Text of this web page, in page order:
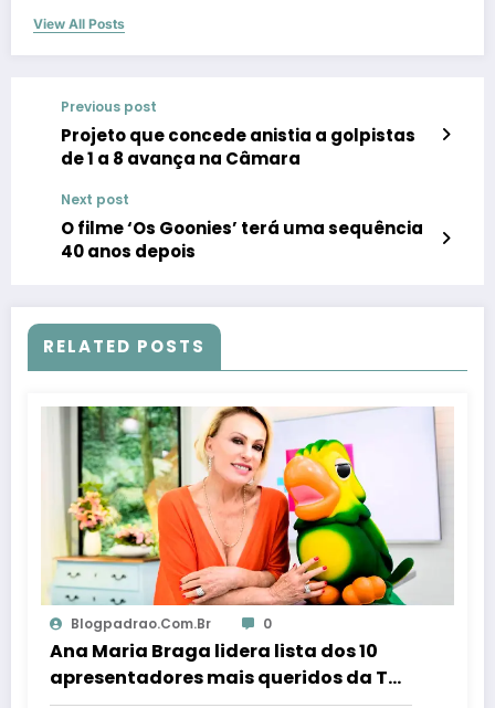
View All Posts
Previous post
Projeto que concede anistia a golpistas
de 1 a 8 avança na Câmara
Next post
O filme ‘Os Goonies’ terá uma sequência
40 anos depois
RELATED POSTS
Blogpadrao.com.br 0
Ana Maria Braga lidera lista dos 10
apresentadores mais queridos da TV;